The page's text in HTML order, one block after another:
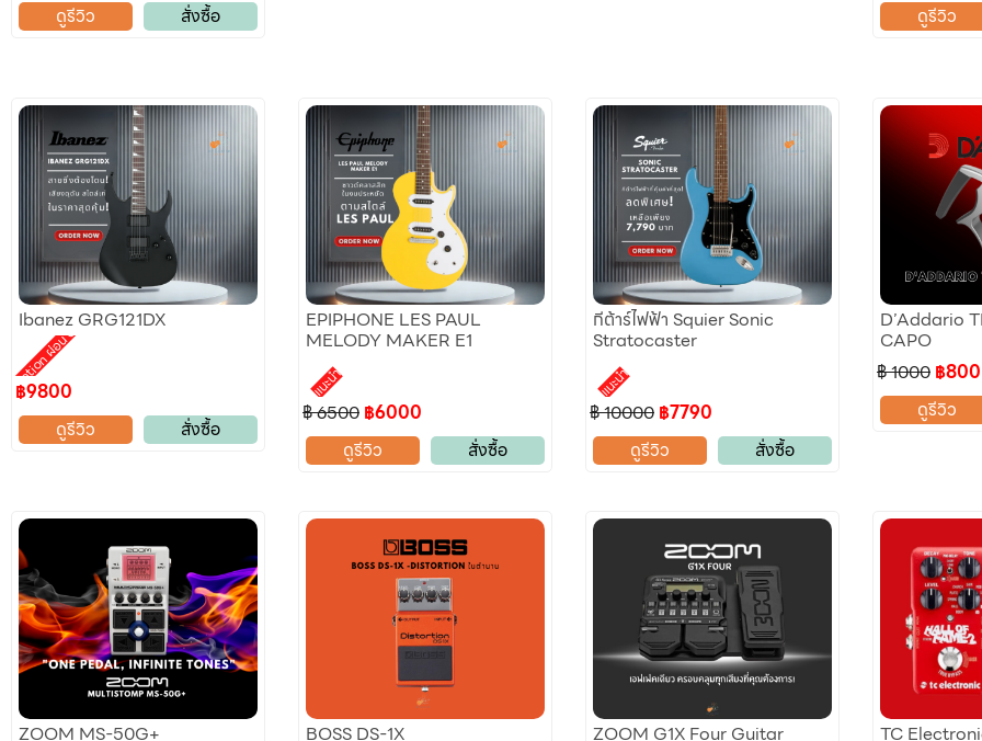
ดูรีวิว
สั่งซื้อ
ดูรีวิว
Ibanez GRG121DX
ผ่อน 0%
฿9800
ดูรีวิว
สั่งซื้อ
EPIPHONE LES PAUL
MELODY MAKER E1
แนะนำ
฿ 6500 ฿6000
ดูรีวิว
สั่งซื้อ
กีต้าร์ไฟฟ้า Squier Sonic
Stratocaster
แนะนำ
฿ 10000 ฿7790
ดูรีวิว
สั่งซื้อ
D’Addario
CAPO
฿ 1000 ฿800
ดูรีวิว
ZOOM MS-50G+ BOSS DS-1X ZOOM G1X Four Guitar TC